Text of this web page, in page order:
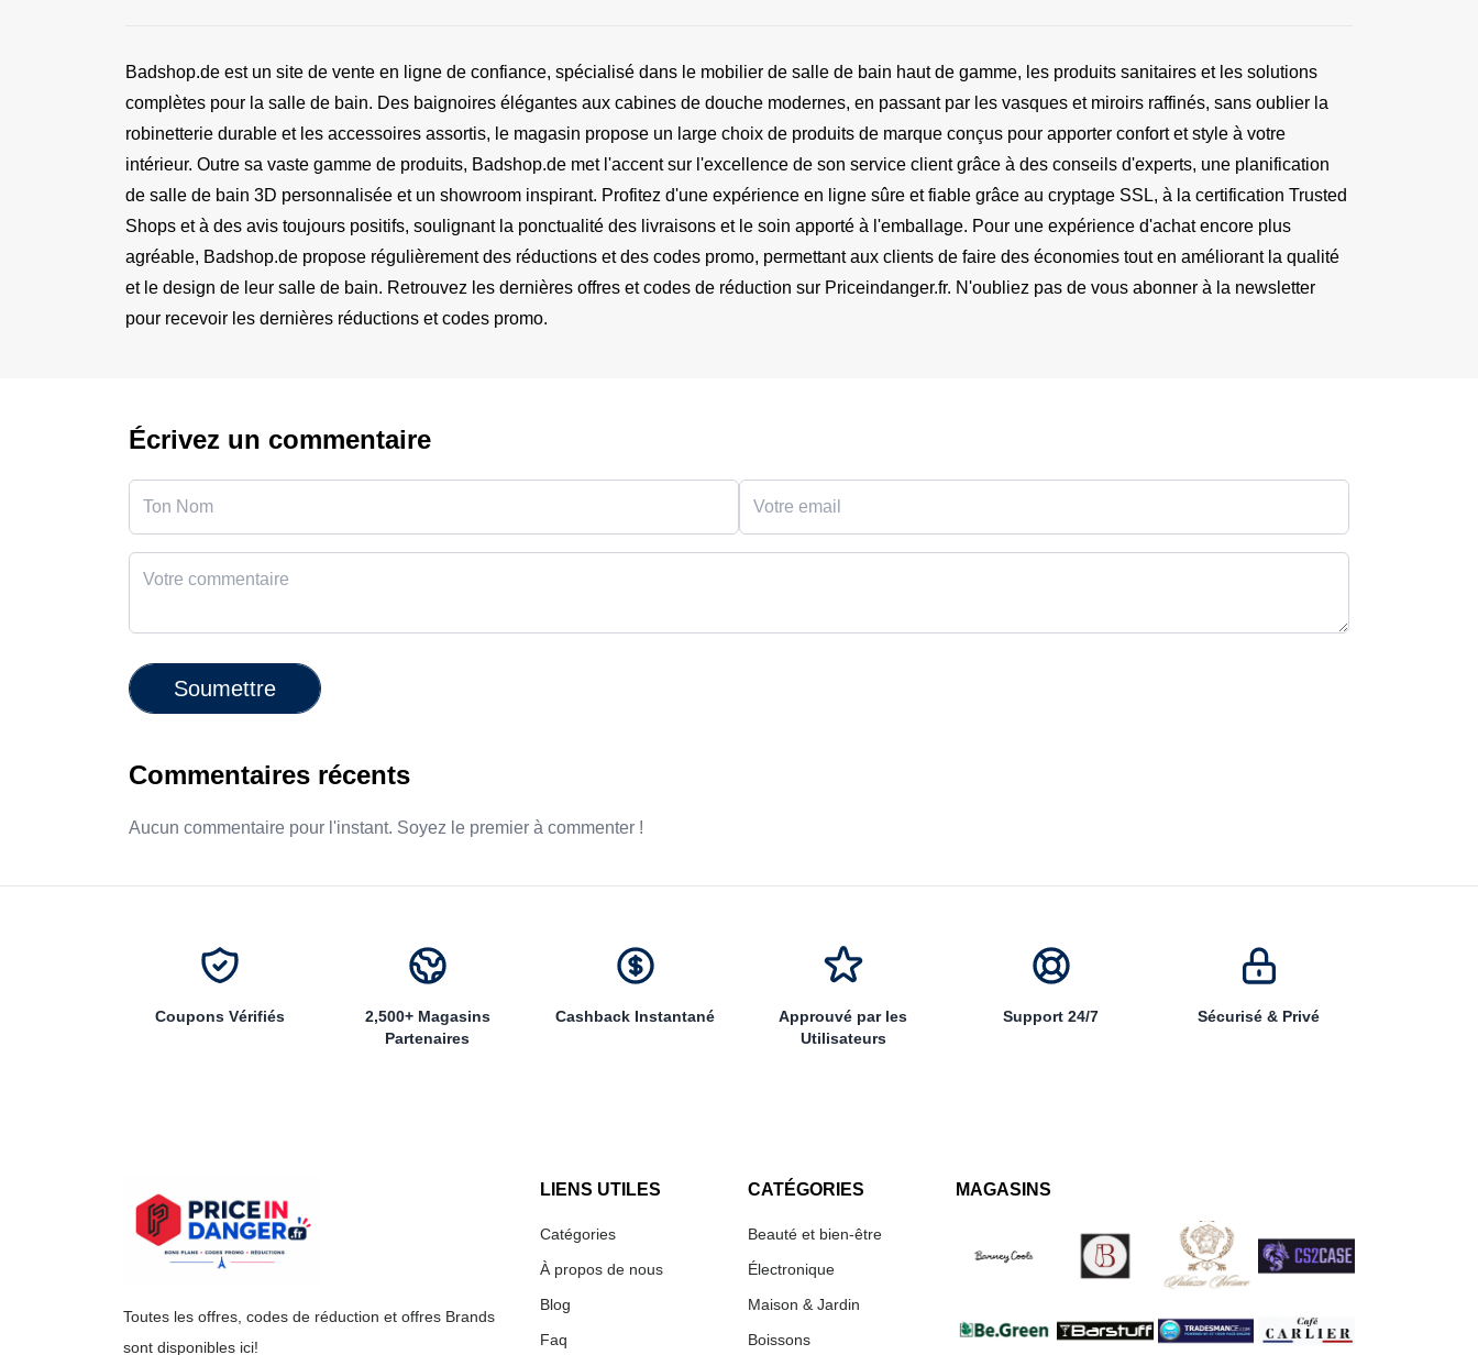
Badshop.de est un site de vente en ligne de confiance, spécialisé dans le mobilier de salle de bain haut de gamme, les produits sanitaires et les solutions
complètes pour la salle de bain. Des baignoires élégantes aux cabines de douche modernes, en passant par les vasques et miroirs raffinés, sans oublier la
robinetterie durable et les accessoires assortis, le magasin propose un large choix de produits de marque conçus pour apporter confort et style à votre
intérieur. Outre sa vaste gamme de produits, Badshop.de met l'accent sur l'excellence de son service client grâce à des conseils d'experts, une planification
de salle de bain 3D personnalisée et un showroom inspirant. Profitez d'une expérience en ligne sûre et fiable grâce au cryptage SSL, à la certification Trusted
Shops et à des avis toujours positifs, soulignant la ponctualité des livraisons et le soin apporté à l'emballage. Pour une expérience d'achat encore plus
agréable, Badshop.de propose régulièrement des réductions et des codes promo, permettant aux clients de faire des économies tout en améliorant la qualité
et le design de leur salle de bain. Retrouvez les dernières offres et codes de réduction sur Priceindanger.fr. N'oubliez pas de vous abonner à la newsletter
pour recevoir les dernières réductions et codes promo.
Écrivez un commentaire
Soumettre
Commentaires récents
Aucun commentaire pour l'instant. Soyez le premier à commenter !
Coupons Vérifiés
2,500+ Magasins
Partenaires
Cashback Instantané
Approuvé par les
Utilisateurs
Support 24/7 Sécurisé & Privé
Toutes les offres, codes de réduction et offres Brands
sont disponibles ici!
LIENS UTILES
Catégories
À propos de nous
Blog
Faq
CATÉGORIES
Beauté et bien-être
Électronique
Maison & Jardin
Boissons
MAGASINS